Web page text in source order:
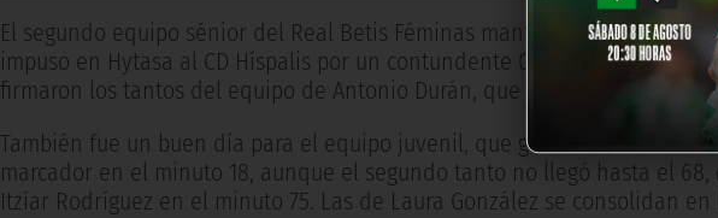
El segundo equipo sénior del Real Betis Féminas mantiene su camino
impuso en Hytasa al CD Híspalis por un contundente 0-3. Sonia Garrido
firmaron los tantos del equipo de Antonio Durán, que aventaja en tres
También fue un buen día para el equipo juvenil, que goleó al tercer
marcador en el minuto 18, aunque el segundo tanto no llegó hasta el
Itzíar Rodríguez en el minuto 75. Las de Laura González se consolidan